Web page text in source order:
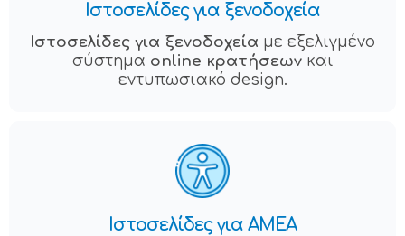
Ιστοσελίδες για ξενοδοχεία
Ιστοσελίδες για ξενοδοχεία με εξελιγμένο
σύστημα online κρατήσεωνκαι
εντυπωσιακό design.
Ιστοσελίδες για ΑΜΕΑ